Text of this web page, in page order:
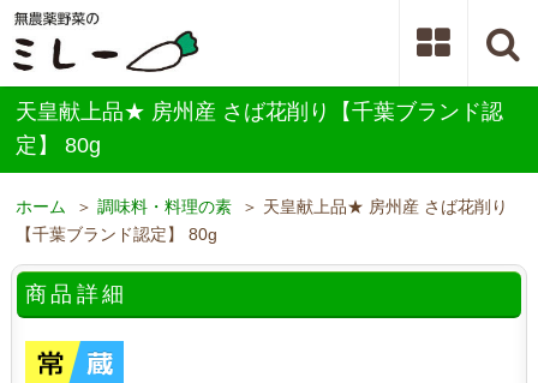
天皇献上品★ 房州産 さば花削り【千葉ブランド認
定】 80g
ホーム ＞調味料・料理の素 ＞ 天皇献上品★ 房州産 さば花削り
【千葉ブランド認定】 80g
商品詳細